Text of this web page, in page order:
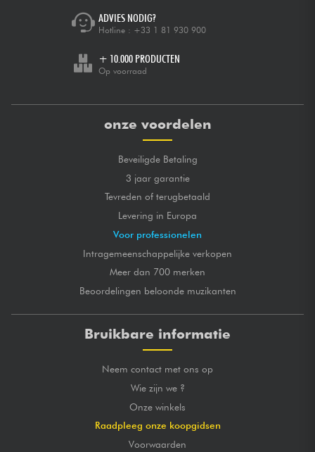
ADVIES NODIG?
Hotline : +33 1 81 930 900
+ 10.000 PRODUCTEN
Op voorraad
onze voordelen
Beveiligde Betaling
3 jaar garantie
Tevreden of terugbetaald
Levering in Europa
Voor professionelen
Intragemeenschappelijke verkopen
Meer dan 700 merken
Beoordelingen beloonde muzikanten
Bruikbare informatie
Neem contact met ons op
Wie zijn we ?
Onze winkels
Raadpleeg onze koopgidsen
Voorwaarden